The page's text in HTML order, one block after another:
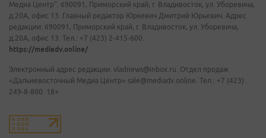
Медиа Центр". 690091, Приморский край, г. Владивосток, ул. Уборевича,
д.20А, офис 13. Главный редактор Юркевич Дмитрий Юрьевич. Адрес
редакции: 690091, Приморский край, г. Владивосток, ул. Уборевича,
д.20А, офис 13. Тел.: +7 (423) 2-415-600.
https://mediadv.online/
Электронный адрес редакции: vladnews@inbox.ru. Отдел продаж
«Дальневосточный Медиа Центр» sale@mediadv.online. Тел.: +7 (423)
249-8-800. 18+